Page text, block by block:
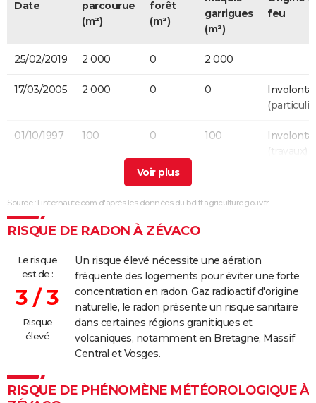
Date
parcourue
(m²)
forêt
(m²)
garrigues
(m²)
feu
25/02/2019 2 000 0 2 000
17/03/2005 2 000 0 0
01/10/1997 100 0 100
(travaux)
29/08/1979 1 000 0 0
Source : Linternaute.com d'après les données du bdiff.agriculture.gouv.fr
RISQUE DE RADON À ZÉVACO
Le risque
est de :
3 / 3
Risque
élevé
Un risque élevé nécessite une aération
fréquente des logements pour éviter une forte
concentration en radon. Gaz radioactif d'origine
naturelle, le radon présente un risque sanitaire
dans certaines régions granitiques et
volcaniques, notamment en Bretagne, Massif
Central et Vosges.
RISQUE DE PHÉNOMÈNE MÉTÉOROLOGIQUE À